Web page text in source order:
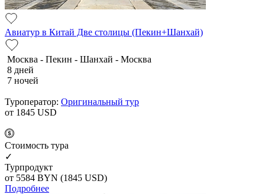
Авиатур в Китай Две столицы (Пекин+Шанхай)
Москва - Пекин - Шанхай - Москва
8 дней
7 ночей
Туроператор: Оригинальный тур
от 1845 USD
Cтоимость тура
✓
Турпродукт
от 5584 BYN (1845 USD)
Подробнее